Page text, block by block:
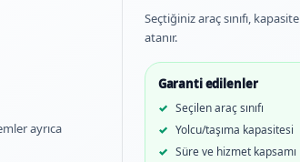
ayrıca
Seçtiğiniz araç sınıfı,
atanır.
Garanti edilenler
Seçilen araç sınıfı
Yolcu/taşıma kapasitesi
Süre ve hizmet kapsamı